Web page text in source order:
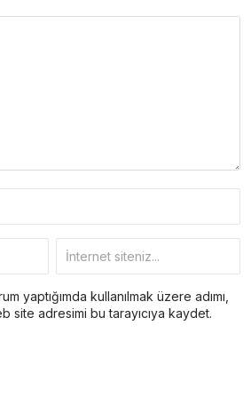
yaptığımda kullanılmak üzere adımı,
site adresimi bu tarayıcıya kaydet.